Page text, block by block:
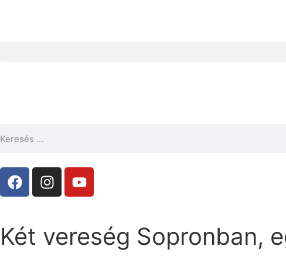
Két vereség Sopronban,